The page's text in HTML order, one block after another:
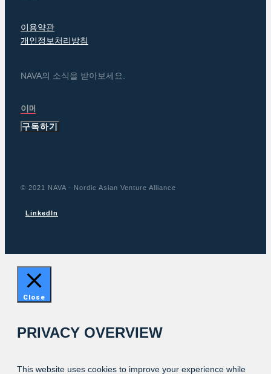
이용약관
개인정보처리방침
NAVA의 소식을 받아보세요.
구독하기
© 2021 NAVA - Nordic Asian Venture Alliance
LinkedIn
Close
PRIVACY OVERVIEW
This website uses cookies to improve your experience while